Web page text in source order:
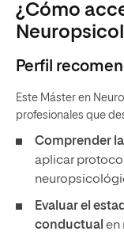
¿Cómo
Perfil
Este Máster en
profesionales que
Comprender
aplicar
Evaluar el
conductual en